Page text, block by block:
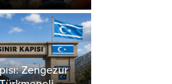
Zengezur